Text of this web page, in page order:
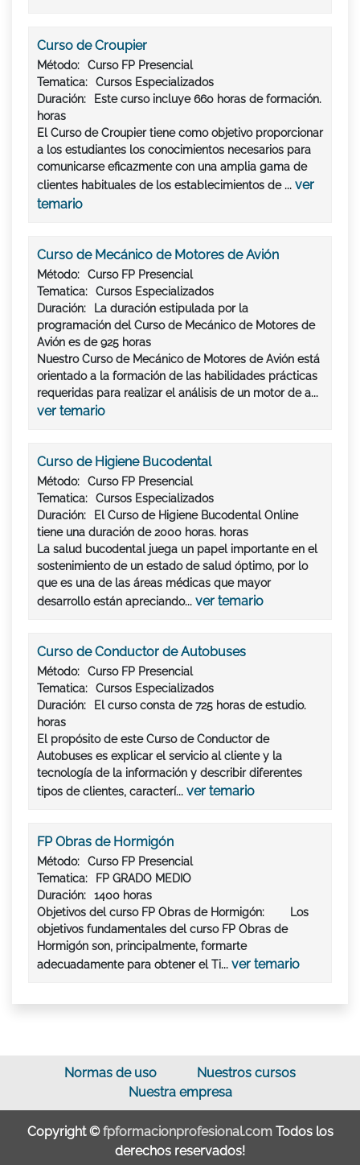
Curso de Croupier
Método:
Curso FP Presencial
Tematica:
Cursos Especializados
Duración:
Este curso incluye660 horas de formación.
horas
El Curso de Croupier tiene como objetivo proporcionar
a los estudiantes los conocimientos necesarios para
comunicarse eficazmente con una amplia gama de
clientes habituales de los establecimientos de ... ver
temario
Curso de Mecánico de Motores de Avión
Método:
Curso FP Presencial
Tematica:
Cursos Especializados
Duración:
La duración estipulada por la
programación del Curso de Mecánico de Motores de
Avión es de 925 horas
Nuestro Curso de Mecánico de Motores de Avión está
orientado a la formación de las habilidades prácticas
requeridas para realizar el análisis de un motor de a...
ver temario
Curso de Higiene Bucodental
Método:
Curso FP Presencial
Tematica:
Cursos Especializados
Duración:
El Curso de Higiene Bucodental Online
tiene una duración de 2000 horas. horas
La salud bucodental juega un papel importante en el
sostenimiento de un estado de salud óptimo, por lo
que es una de las áreas médicas que mayor
desarrollo están apreciando... ver temario
Curso de Conductor de Autobuses
Método:
Curso FP Presencial
Tematica:
Cursos Especializados
Duración:
El curso consta de725 horas de estudio.
horas
El propósito de este Curso de Conductor de
Autobuses es explicar el servicio al cliente y la
tecnología de la información y describir diferentes
tipos de clientes, caracterí... ver temario
FP Obras de Hormigón
Método:
Curso FP Presencial
Tematica:
FP GRADO MEDIO
Duración:
1400 horas
Objetivos del curso FP Obras de Hormigón: Los
objetivos fundamentales del curso FP Obras de
Hormigón son, principalmente, formarte
adecuadamente para obtener el Ti... ver temario
Normas de uso
Nuestros cursos
Nuestra empresa
Copyright ©fpformacionprofesional.comTodos los
derechos reservados!